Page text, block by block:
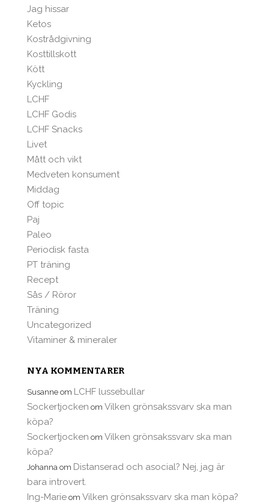
Jag hissar
Ketos
Kostrådgivning
Kosttillskott
Kött
Kyckling
LCHF
LCHF Godis
LCHF Snacks
Livet
Mått och vikt
Medveten konsument
Middag
Off topic
Paj
Paleo
Periodisk fasta
PT träning
Recept
Sås / Röror
Träning
Uncategorized
Vitaminer & mineraler
NYA KOMMENTARER
Susanne om LCHF lussebullar
Sockertjocken om Vilken grönsakssvarv ska man
köpa?
Sockertjocken om Vilken grönsakssvarv ska man
köpa?
Johanna om Distanserad och asocial? Nej, jag är
bara introvert.
Ing-Marie om Vilken grönsakssvarv ska man köpa?